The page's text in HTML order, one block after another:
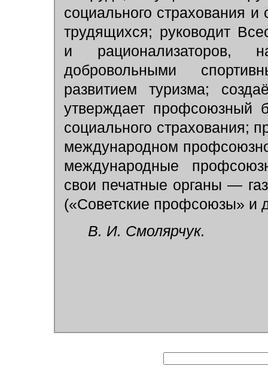
социального страхования и
трудящихся; руководит
и рационализаторов,
добровольными
развитием туризма;
утверждает профсоюзный
социального страхования;
международном
международные
свои печатные органы —
(«Советские профсоюзы» и
В. И. Смолярчук.